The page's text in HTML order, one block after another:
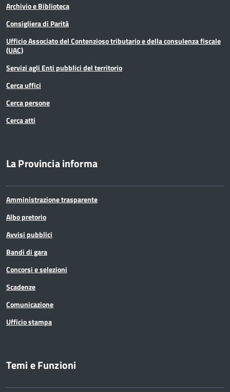
Terremoto
Archivio e Biblioteca
Consigliera di Parità
Ufficio Associato del Contenzioso tributario e della consulenza fiscale
(UAC)
Servizi agli Enti pubblici del territorio
Cerca uffici
Cerca persone
Cerca atti
La Provincia informa
Amministrazione trasparente
Albo pretorio
Avvisi pubblici
Bandi di gara
Concorsi e selezioni
Scadenze
Comunicazione
Ufficio stampa
Temi e Funzioni